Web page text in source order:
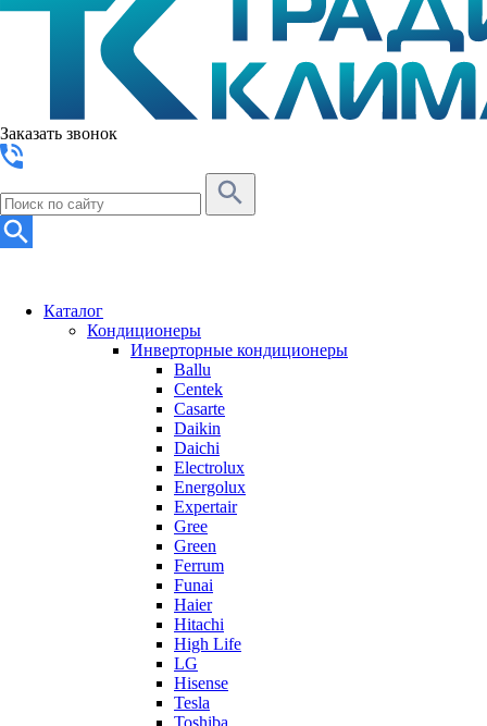
Заказать звонок
Каталог
Кондиционеры
Инверторные кондиционеры
Ballu
Centek
Casarte
Daikin
Daichi
Electrolux
Energolux
Expertair
Gree
Green
Ferrum
Funai
Haier
Hitachi
High Life
LG
Hisense
Tesla
Toshiba